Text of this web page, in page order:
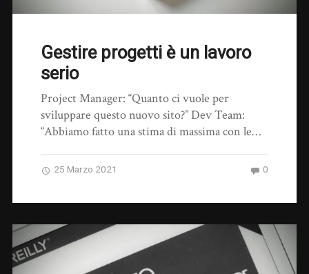
Gestire progetti è un lavoro
serio
Project Manager: “Quanto ci vuole per
sviluppare questo nuovo sito?” Dev Team:
“Abbiamo fatto una stima di massima con le…
25 Marzo 2021 0